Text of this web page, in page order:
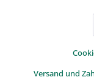
Versand und